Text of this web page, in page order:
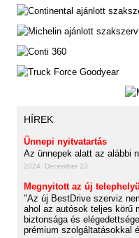
HÍREK
Ünnepi nyitvatartás
Az ünnepek alatt az alábbi
2024. December 23.
Megnyitott az új
"Az új BestDrive szerviz
ahol az autósok teljes körű
biztonsága és
prémium szolgáltatásokkal